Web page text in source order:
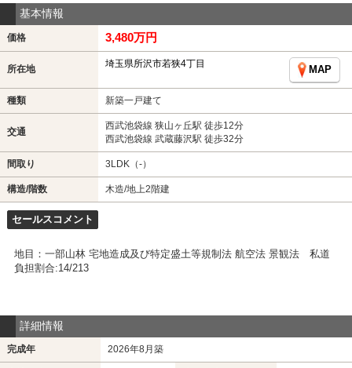
基本情報
価格 3,480万円
所在地 埼玉県所沢市若狭4丁目
MAP
種類 新築一戸建て
交通
西武池袋線 狭山ヶ丘駅 徒歩12分
西武池袋線 武蔵藤沢駅 徒歩32分
間取り 3LDK（-）
構造/階数 木造/地上2階建
セールスコメント
地目：一部山林 宅地造成及び特定盛土等規制法 航空法 景観法 私道
負担割合:14/213
詳細情報
完成年 2026年8月築